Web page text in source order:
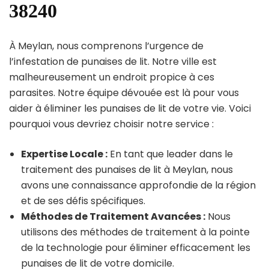
38240
À Meylan, nous comprenons l’urgence de
l’infestation de punaises de lit. Notre ville est
malheureusement un endroit propice à ces
parasites. Notre équipe dévouée est là pour vous
aider à éliminer les punaises de lit de votre vie. Voici
pourquoi vous devriez choisir notre service :
Expertise Locale : En tant que leader dans le
traitement des punaises de lit à Meylan, nous
avons une connaissance approfondie de la région
et de ses défis spécifiques.
Méthodes de Traitement Avancées : Nous
utilisons des méthodes de traitement à la pointe
de la technologie pour éliminer efficacement les
punaises de lit de votre domicile.